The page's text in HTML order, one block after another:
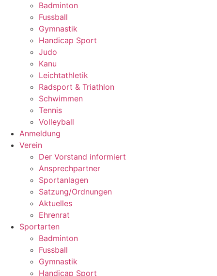
Badminton
Fussball
Gymnastik
Handicap Sport
Judo
Kanu
Leichtathletik
Radsport & Triathlon
Schwimmen
Tennis
Volleyball
Anmeldung
Verein
Der Vorstand informiert
Ansprechpartner
Sportanlagen
Satzung/Ordnungen
Aktuelles
Ehrenrat
Sportarten
Badminton
Fussball
Gymnastik
Handicap Sport